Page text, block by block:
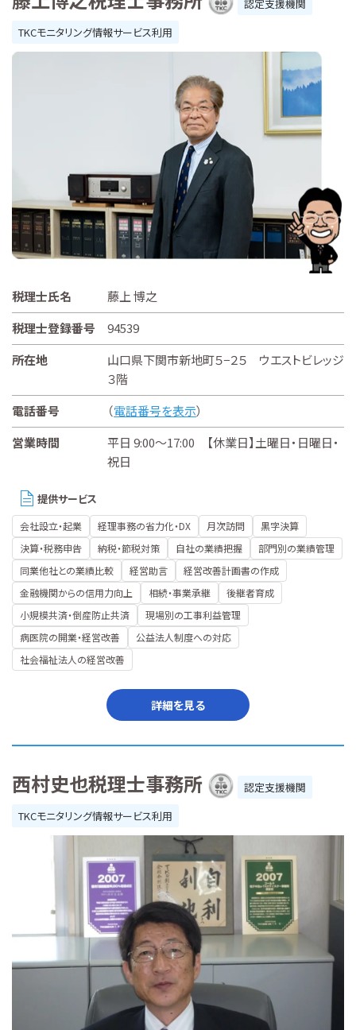
認定支援機関
TKCモニタリング情報サービス利用
税理士氏名
藤上 博之
税理士登録番号
94539
所在地
山口県下関市新地町５−２５ ウエストビレッジ
３階
電話番号
（電話番号を表示）
営業時間
平日 9:00～17:00 【休業日】土曜日・日曜日・
祝日
提供サービス
会社設立・起業 経理事務の省力化・DX 月次訪問
黒字決算
決算・税務申告
納税・節税対策 自社の業績把握
部門別の業績管理
同業他社との業績比較
経営助言
経営改善計画書の作成
金融機関からの信用力向上
相続・事業承継
後継者育成
小規模共済・倒産防止共済
現場別の工事利益管理
病医院の開業・経営改善
公益法人制度への対応
社会福祉法人の経営改善
詳細を見る
西村史也税理士事務所
認定支援機関
TKCモニタリング情報サービス利用